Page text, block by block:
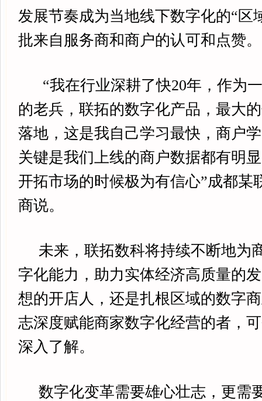
发展节奏成为当地线下数字化的“区
批来自服务商和商户的认可和点赞。
“我在行业深耕了快20年，作为
的老兵，联拓的数字化产品，最大
落地，这是我自己学习最快，商户
关键是我们上线的商户数据都有明
开拓市场的时候极为有信心”成都某
商说。
未来，联拓数科将持续不断地为
字化能力，助力实体经济高质量的
想的开店人，还是扎根区域的数字
志深度赋能商家数字化经营的者，
深入了解。
数字化变革需要雄心壮志，更需